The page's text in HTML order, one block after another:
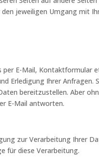
jeweiligen Umgang mit
per E-Mail, Kontaktformular
Erledigung Ihrer Anfragen.
bereitzustellen. Aber
E-Mail antworten.
zur Verarbeitung Ihrer
für diese Verarbeitung.